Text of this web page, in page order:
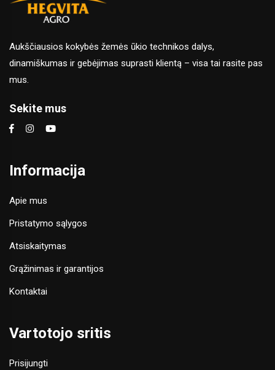
Aukščiausios kokybės žemės ūkio technikos dalys,
dinamiškumas ir gebėjimas suprasti klientą – visa tai rasite pas
mus.
Sekite mus
Informacija
Apie mus
Pristatymo sąlygos
Atsiskaitymas
Grąžinimas ir garantijos
Kontaktai
Vartotojo sritis
Prisijungti